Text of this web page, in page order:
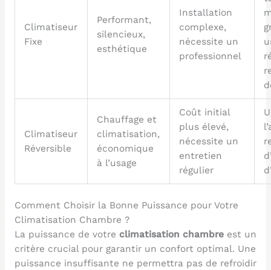
Climatiseur
Fixe
Performant,
silencieux,
esthétique
Installation
complexe,
nécessite un
professionnel
Climatiseur
Réversible
Chauffage et
climatisation,
économique
à l’usage
Coût initial
plus élevé,
nécessite un
entretien
régulier
Comment Choisir la Bonne Puissance pour Votre
Climatisation Chambre ?
La puissance de votre climatisation chambreest un
critère crucial pour garantir un confort optimal. Une
puissance insuffisante ne permettra pas de refroidir